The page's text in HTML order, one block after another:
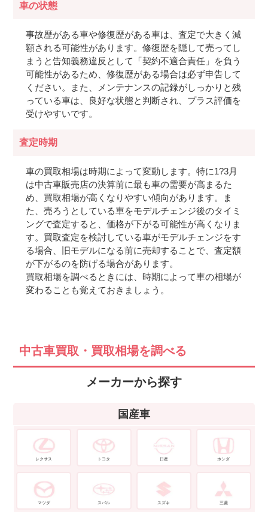
車の状態
事故歴がある車や修復歴がある車は、査定で大きく減
額される可能性があります。修復歴を隠して売ってし
まうと告知義務違反として「契約不適合責任」を負う
可能性があるため、修復歴がある場合は必ず申告して
ください。また、メンテナンスの記録がしっかりと残
っている車は、良好な状態と判断され、プラス評価を
受けやすいです。
査定時期
車の買取相場は時期によって変動します。特に1?3月
は中古車販売店の決算前に最も車の需要が高まるた
め、買取相場が高くなりやすい傾向があります。ま
た、売ろうとしている車をモデルチェンジ後のタイミ
ングで査定すると、価格が下がる可能性が高くなりま
す。買取査定を検討している車がモデルチェンジをす
る場合、旧モデルになる前に売却することで、査定額
が下がるのを防げる場合があります。
買取相場を調べるときには、時期によって車の相場が
変わることも覚えておきましょう。
中古車買取・買取相場を調べる
メーカーから探す
国産車
レクサス トヨタ 日産 ホンダ
マツダ スバル スズキ 三菱